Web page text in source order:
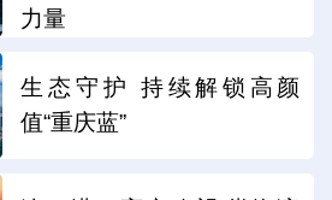
力量
生态守护 持续解锁高颜
值“重庆蓝”